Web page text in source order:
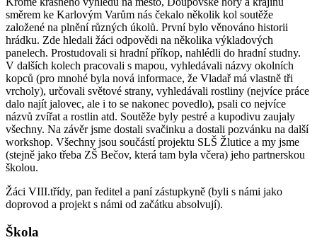
směrem ke Karlovým Varům nás čekalo několik kol soutěže
založené na plnění různých úkolů. První bylo věnováno historii
hrádku. Zde hledali žáci odpovědi na několika výkladových
panelech. Prostudovali si hradní příkop, nahlédli do hradní studny.
V dalších kolech pracovali s mapou, vyhledávali názvy okolních
kopců (pro mnohé byla nová informace, že Vladař má vlastně tři
vrcholy), určovali světové strany, vyhledávali rostliny (nejvíce práce
dalo najít jalovec, ale i to se nakonec povedlo), psali co nejvíce
názvů zvířat a rostlin atd. Soutěže byly pestré a kupodivu zaujaly
všechny. Na závěr jsme dostali svačinku a dostali pozvánku na další
workshop. Všechny jsou součástí projektu SLŠ Žlutice a my jsme
(stejně jako třeba ZŠ Bečov, která tam byla včera) jeho partnerskou
školou.
Žáci VIII.třídy, pan ředitel a paní zástupkyně (byli s námi jako
doprovod a projekt s námi od začátku absolvují).
Škola